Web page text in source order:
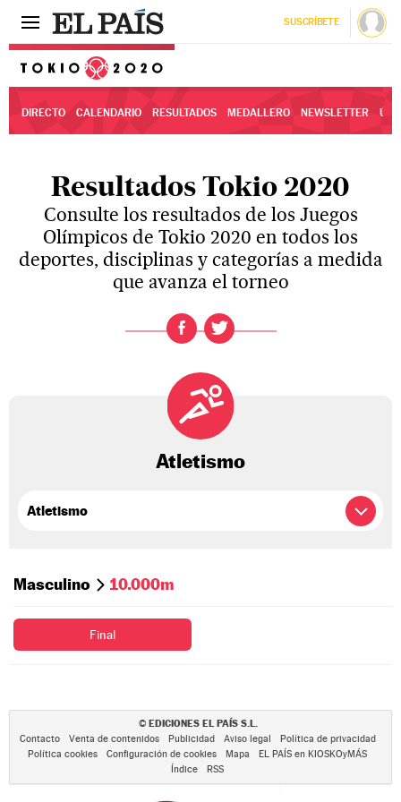
SUSCRÍBETE
DIRECTO CALENDARIO RESULTADOS MEDALLERO NEWSLETTER
Resultados Tokio 2020
Consulte los resultados de los Juegos
Olímpicos de Tokio 2020 en todos los
deportes, disciplinas y categorías a medida
que avanza el torneo
Atletismo
Masculino 10.000m
Final
© EDICIONES EL PAÍS S.L.
Contacto Venta de contenidos Publicidad Aviso legal
Política de privacidad
Política cookies
Configuración de cookies Mapa
EL PAÍS en KIOSKOyMÁS
Índice
RSS